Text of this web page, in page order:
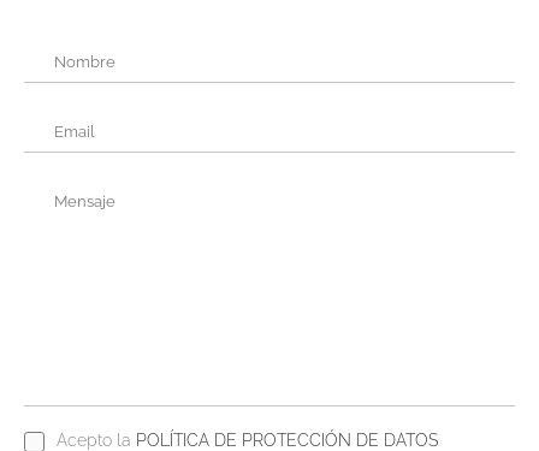
Acepto la POLÍTICA DE PROTECCIÓN DE DATOS